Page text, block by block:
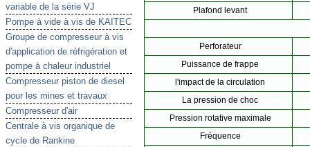
variable de la série VJ
Pompe à vide à vis de KAITEC
Groupe de compresseur à vis
d'application de réfrigération et
pompe à chaleur industriel
Compresseur piston de diesel
pour les mines et travaux
Compresseur d'air
Centrale à vis organique de
cycle de Rankine
Plafond levant
Perforateur
Puissance de frappe
l'impact de la circulation
La pression de choc
Pression rotative maximale
Fréquence